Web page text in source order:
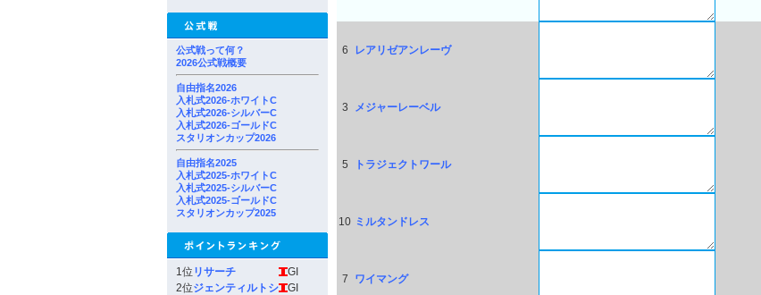
公式戦って何？
2026公式戦概要
自由指名2026
入札式2026-ホワイトC
入札式2026-シルバーC
入札式2026-ゴールドC
スタリオンカップ2026
自由指名2025
入札式2025-ホワイトC
入札式2025-シルバーC
入札式2025-ゴールドC
スタリオンカップ2025
1位 リサーチ
GI
2位ジェンティルトシ
GI
6 レアリゼアンレーヴ
3 メジャーレーベル
5 トラジェクトワール
10 ミルタンドレス
7 ワイマング